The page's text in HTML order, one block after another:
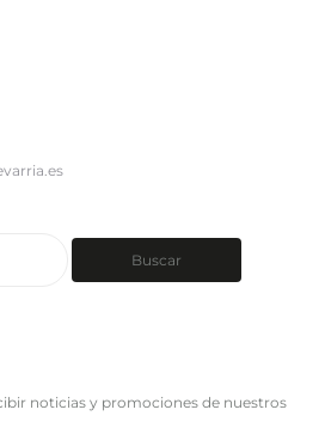
Buscar
noticias y promociones de nuestros